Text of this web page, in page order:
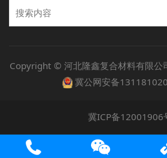
Copyright © 河北隆鑫复合材料有限
冀公网安备
冀ICP备12001906